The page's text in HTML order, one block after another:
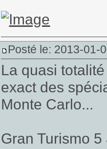
Posté le: 2013-01-
La quasi
exact des
Monte Carlo...
Gran Turismo